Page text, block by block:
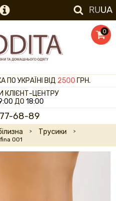
RUUA
0
УКРАЇНІ ВІД 2500 ГРН.
КЛІЄНТ-ЦЕНТРУ
ДО 18:00
68-89
Трусики
001